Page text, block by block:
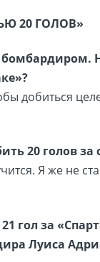
20 ГОЛОВ»
добиться
20 голов за
Я же не
гол за
Луиса